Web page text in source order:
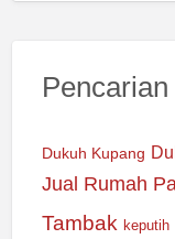
Dukuh Kupang
Jual Rumah
Tambak keputih